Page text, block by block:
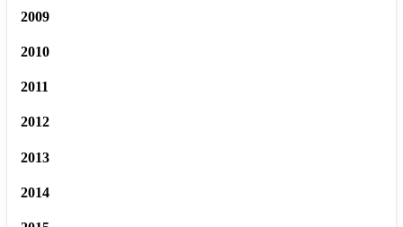
2009
2010
2011
2012
2013
2014